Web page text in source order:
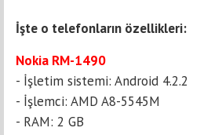
İşte o telefonların özellikleri:
Nokia RM-1490
- İşletim sistemi: Android 4.2.2
- İşlemci: AMD A8-5545M
- RAM: 2 GB